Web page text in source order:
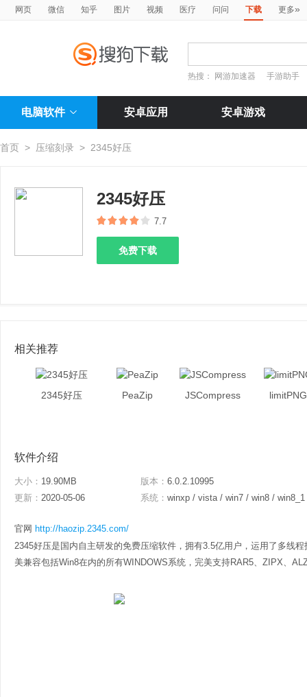
网页 微信 知乎 图片 视频 医疗 问问 下载 更多»
热搜： 网游加速器 手游助手
电脑软件 安卓应用 安卓游戏
首页 > 压缩刻录 > 2345好压
2345好压
7.7
免费下载
相关推荐
2345好压 PeaZip JSCompress limitPNG
软件介绍
大小： 19.90MB 版本： 6.0.2.10995
更新： 2020-05-06 系统： winxp / vista / win7 / win8 / win8_1
官网 http://haozip.2345.com/
2345好压是国内自主研发的免费压缩软件，拥有3.5亿用户，运用了多线
美兼容包括Win8在内的所有WINDOWS系统，完美支持RAR5、ZIPX、